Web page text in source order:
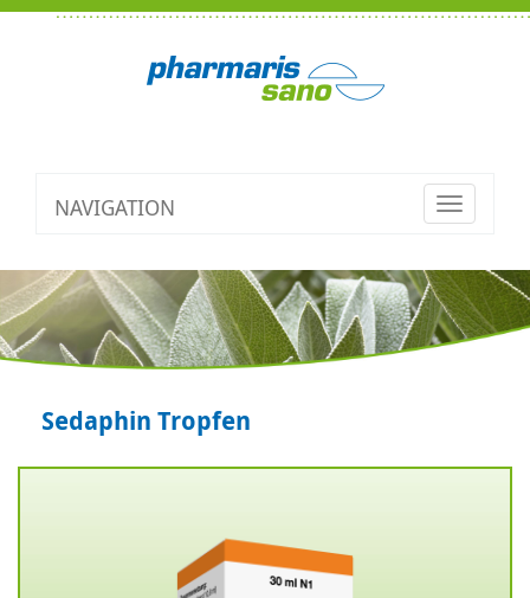
NAVIGATION
Toggle
Sedaphin Tropfen